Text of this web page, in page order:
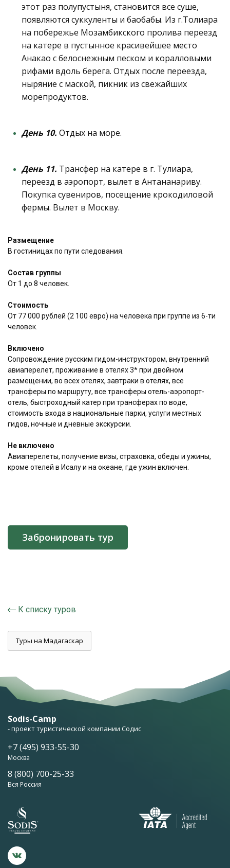
этот раз полупустыня, становится все суше,
появляются суккуленты и баобабы. Из г.Толиара
на побережье Мозамбикского пролива переезд
на катере в пустынное красивейшее место
Анакао с белоснежным песком и коралловыми
рифами вдоль берега. Отдых после переезда,
ныряние с маской, пикник из свежайших
морепродуктов.
День 10. Отдых на море.
День 11. Трансфер на катере в г. Тулиара,
переезд в аэропорт, вылет в Антананариву.
Покупка сувениров, посещение крокодиловой
фермы. Вылет в Москву.
Размещение
В гостиницах по пути следования.
Состав группы
От 1 до 8 человек.
Стоимость
От 77 000 рублей (2 100 евро) на человека при группе из 6-ти
человек.
Включено
Сопровождение русским гидом-инструктором, внутренний
авиаперелет, проживание в отелях 3* при двойном
размещении, во всех отелях, завтраки в отелях, все
трансферы по маршруту, все трансферы отель-аэропорт-
отель, быстроходный катер при трансферах по воде,
стоимость входа в национальные парки, услуги местных
гидов, ночные и дневные экскурсии.
Не включено
Авиаперелеты, получение визы, страховка, обеды и ужины,
кроме отелей в Исалу и на океане, где ужин включен.
Забронировать тур
К списку туров
Туры на Мадагаскар
Sodis-Camp
- проект туристической компании Содис
+7 (495) 933-55-30
Москва
8 (800) 700-25-33
Вся Россия